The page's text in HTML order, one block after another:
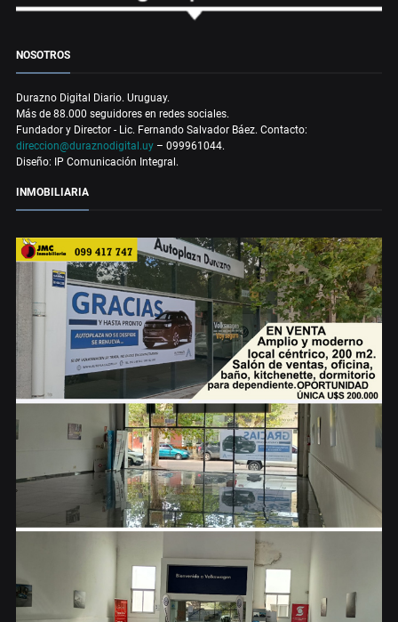
NOSOTROS
Durazno Digital Diario. Uruguay.
Más de 88.000 seguidores en redes sociales.
Fundador y Director - Lic. Fernando Salvador Báez. Contacto:
direccion@duraznodigital.uy – 099961044.
Diseño: IP Comunicación Integral.
INMOBILIARIA